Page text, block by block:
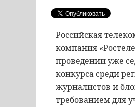
Российская
компания
проведении уже
конкурса среди
журналистов и
требованием для